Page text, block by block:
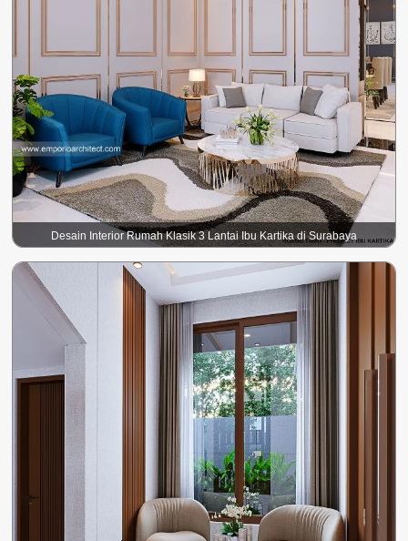
Desain Interior Rumah Klasik 3 Lantai Ibu Kartika di Surabaya